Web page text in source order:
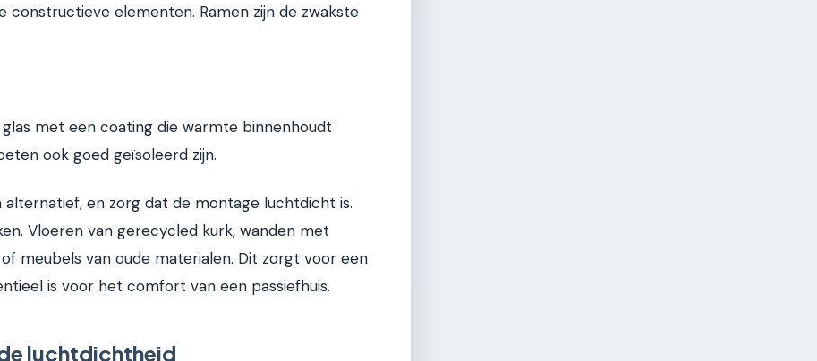
elementen. Ramen zijn de zwakste
met een coating die warmte binnenhoudt
ook goed geïsoleerd zijn.
alternatief, en zorg dat de montage luchtdicht is.
Vloeren van gerecycled kurk, wanden met
meubels van oude materialen. Dit zorgt voor een
is voor het comfort van een passiefhuis.
luchtdichtheid